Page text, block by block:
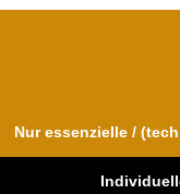
Nur essenzielle /